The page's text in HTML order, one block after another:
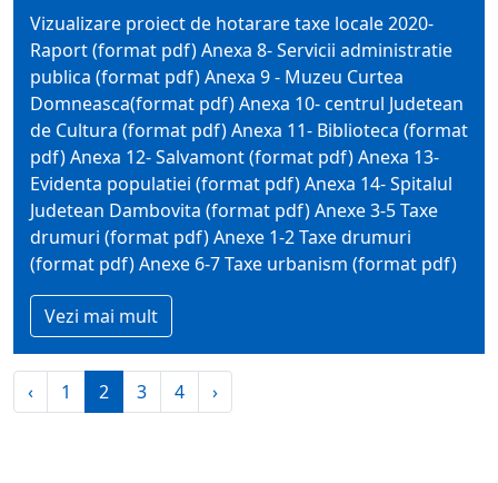
Vizualizare proiect de hotarare taxe locale 2020-
Raport (format pdf) Anexa 8- Servicii administratie
publica (format pdf) Anexa 9 - Muzeu Curtea
Domneasca(format pdf) Anexa 10- centrul Judetean
de Cultura (format pdf) Anexa 11- Biblioteca (format
pdf) Anexa 12- Salvamont (format pdf) Anexa 13-
Evidenta populatiei (format pdf) Anexa 14- Spitalul
Judetean Dambovita (format pdf) Anexe 3-5 Taxe
drumuri (format pdf) Anexe 1-2 Taxe drumuri
(format pdf) Anexe 6-7 Taxe urbanism (format pdf)
Vezi mai mult
‹ 1 2 3 4 ›